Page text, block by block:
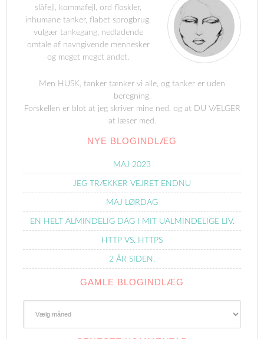
slåfejl, kommafejl, ord floskler,
inhumane tanker, flabet sprogbrug,
vulgær tankegang, nedladende
omtale af navngivende mennesker
og meget meget andet.
Men HUSK, tanker tænker vi alle, og tanker er uden
beregning.
Forskellen er blot at jeg skriver mine ned, og at DU VÆLGER
at læser med.
NYE BLOGINDLÆG
MAJ 2023
JEG TRÆKKER VEJRET ENDNU
MAJ LØRDAG
EN HELT ALMINDELIG DAG I MIT UALMINDELIGE LIV.
HTTP VS. HTTPS
2 ÅR SIDEN.
GAMLE BLOGINDLÆG